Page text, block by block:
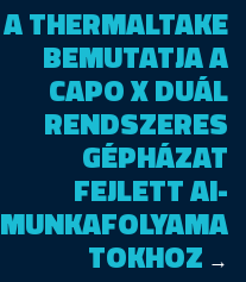
A THERMALTAKE
BEMUTATJA A
CAPO X DUÁL
RENDSZERES
GÉPHÁZAT
FEJLETT AI-
MUNKAFOLYAMA
TOKHOZ →